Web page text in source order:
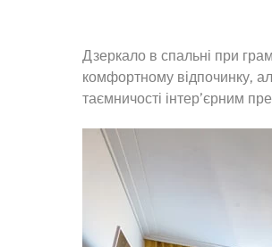
Дзеркало в спальні при
комфортному відпочинку,
таємничості інтер’єрним